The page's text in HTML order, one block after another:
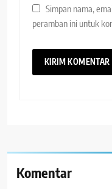
Simpan nama,
peramban ini untuk
Komentar